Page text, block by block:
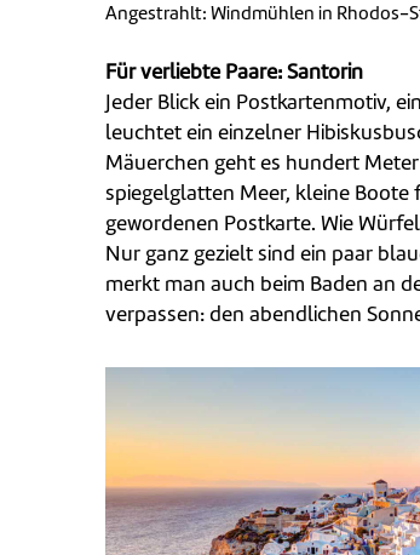
Angestrahlt: Windmühlen in Rhodos-
Für verliebte Paare: Santorin
Jeder Blick ein Postkartenmotiv,
leuchtet ein einzelner
Mäuerchen geht es hundert
spiegelglatten Meer, kleine Boote
gewordenen Postkarte. Wie
Nur ganz gezielt sind ein paar
merkt man auch beim Baden an
verpassen: den abendlichen